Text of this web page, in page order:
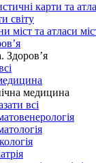
карти та
світу
міст та атласи
Здоров’я
медицина
всі